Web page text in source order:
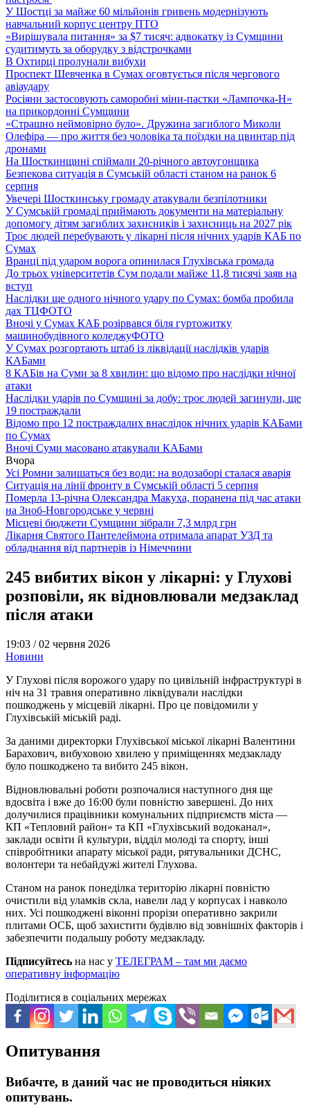
У Шостці за майже 60 мільйонів гривень модернізують
навчальний корпус центру ПТО
«Вирішувала питання» за $7 тисяч: адвокатку із Сумщини
судитимуть за оборудку з відстрочками
В Охтирці пролунали вибухи
Проспект Шевченка в Сумах оговтується після чергового
авіаудару
Росіяни застосовують саморобні міни-пастки «Лампочка-Н»
на прикордонні Сумщини
«Страшно неймовірно було». Дружина загиблого Миколи
Олефіра — про життя без чоловіка та поїздки на цвинтар під
дронами
На Шосткинщині спіймали 20-річного автоугонщика
Безпекова ситуація в Сумській області станом на ранок 6
серпня
Увечері Шосткинську громаду атакували безпілотники
У Сумській громаді приймають документи на матеріальну
допомогу дітям загиблих захисників і захисниць на 2027 рік
Троє людей перебувають у лікарні після нічних ударів КАБ по
Сумах
Вранці під ударом ворога опинилася Глухівська громада
До трьох університетів Сум подали майже 11,8 тисячі заяв на
вступ
Наслідки ще одного нічного удару по Сумах: бомба пробила
дах ТЦФОТО
Вночі у Сумах КАБ розірвався біля гуртожитку
машинобудівного коледжуФОТО
У Сумах розгортають штаб із ліквідації наслідків ударів
КАБами
8 КАБів на Суми за 8 хвилин: що відомо про наслідки нічної
атаки
Наслідки ударів по Сумщині за добу: троє людей загинули, ще
19 постраждали
Відомо про 12 постраждалих внаслідок нічних ударів КАБами
по Сумах
Вночі Суми масовано атакували КАБами
Вчора
Усі Ромни залишаться без води: на водозаборі сталася аварія
Ситуація на лінії фронту в Сумській області 5 серпня
Померла 13-річна Олександра Макуха, поранена під час атаки
на Зноб-Новгородське у червні
Місцеві бюджети Сумщини зібрали 7,3 млрд грн
Лікарня Святого Пантелеймона отримала апарат УЗД та
обладнання від партнерів із Німеччини
245 вибитих вікон у лікарні: у Глухові
розповіли, як відновлювали медзаклад
після атаки
19:03 /02 червня 2026
Новини
У Глухові після ворожого удару по цивільній інфраструктурі в
ніч на 31 травня оперативно ліквідували наслідки
пошкоджень у місцевій лікарні. Про це повідомили у
Глухівській міській раді.
За даними директорки Глухівської міської лікарні Валентини
Барахович, вибуховою хвилею у приміщеннях медзакладу
було пошкоджено та вибито 245 вікон.
Відновлювальні роботи розпочалися наступного дня ще
вдосвіта і вже до 16:00 були повністю завершені. До них
долучилися працівники комунальних підприємств міста —
КП «Тепловий район» та КП «Глухівський водоканал»,
заклади освіти й культури, відділ молоді та спорту, інші
співробітники апарату міської ради, рятувальники ДСНС,
волонтери та небайдужі жителі Глухова.
Станом на ранок понеділка територію лікарні повністю
очистили від уламків скла, навели лад у корпусах і навколо
них. Усі пошкоджені віконні прорізи оперативно закрили
плитами ОСБ, щоб захистити будівлю від зовнішніх факторів і
забезпечити подальшу роботу медзакладу.
Підписуйтесь на нас у ТЕЛЕГРАМ – там ми даємо
оперативну інформацію
Поділитися в соціальних мережах
Опитування
Вибачте, в даний час не проводиться ніяких
опитувань.